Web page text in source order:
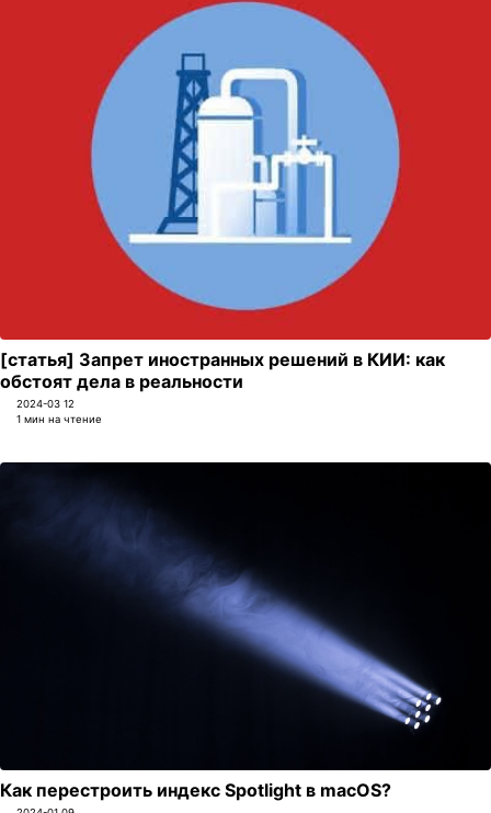
[статья] Запрет иностранных решений в КИИ: как
обстоят дела в реальности
2024-03 12
1 мин на чтение
Как перестроить индекс Spotlight в macOS?